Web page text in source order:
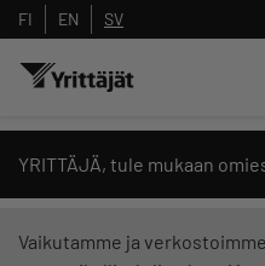
FI EN SV
YRITTÄJÄ, tule mukaan
Vaikutamme ja
Sök nyheter,